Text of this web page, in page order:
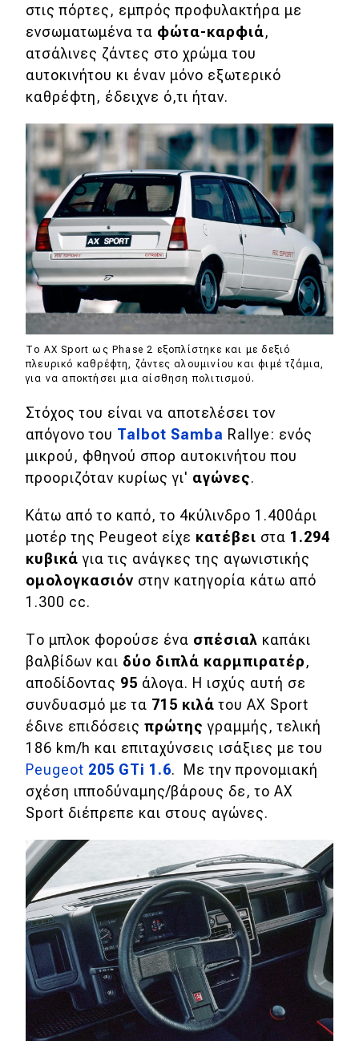
Test Drive
Δοκιμή
Συγκρίνουμε
Αγώνες
Formula 1
WRC
Motorsport
Eco
Τεχνολογία
Mobility
Σταθμοί φόρτισης
Classic
Νέα
DRIVE Away
MOTO
Μεταχειρισμένο
Οδηγός αγοράς
Χρηστικά
Συμβουλές
ΚΤΕΟ
Οδική βοήθεια
στις πόρτες, εμπρός προφυλακτήρα με
ενσωματωμένα τα φώτα-καρφιά,
ατσάλινες ζάντες στο χρώμα του
αυτοκινήτου κι έναν μόνο εξωτερικό
καθρέφτη, έδειχνε ό,τι ήταν.
Tο AX Sport ως Phase 2 εξοπλίστηκε και με δεξιό
πλευρικό καθρέφτη, ζάντες αλουμινίου και φιμέ τζάμια,
για να αποκτήσει μια αίσθηση πολιτισμού.
Στόχος του είναι να αποτελέσει τον
απόγονο του Talbot Samba Rallye: ενός
μικρού, φθηνού σπορ αυτοκινήτου που
προοριζόταν κυρίως γι' αγώνες.
Κάτω από το καπό, το 4κύλινδρο 1.400άρι
μοτέρ της Peugeot είχε κατέβει στα 1.294
κυβικά για τις ανάγκες της αγωνιστικής
ομολογκασιόν στην κατηγορία κάτω από
1.300 cc.
Το μπλοκ φορούσε ένα σπέσιαλ καπάκι
βαλβίδων και δύο διπλά καρμπιρατέρ,
αποδίδοντας 95 άλογα. Η ισχύς αυτή σε
συνδυασμό με τα 715 κιλά του AX Sport
έδινε επιδόσεις πρώτηςγραμμής, τελική
186 km/h και επιταχύνσεις ισάξιες με του
Peugeot 205 GTi 1.6. Με την προνομιακή
σχέση ιπποδύναμης/βάρους δε, το AX
Sport διέπρεπε και στους αγώνες.